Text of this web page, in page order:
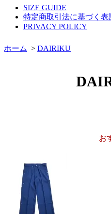
SIZE GUIDE
特定商取引法に基づく表
PRIVACY POLICY
ホーム > DAIRIKU
お